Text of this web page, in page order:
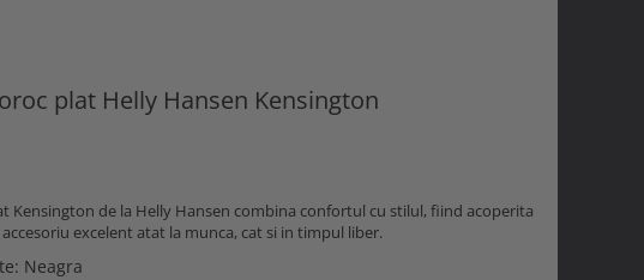
plat Helly Hansen Kensington
Kensington de la Helly Hansen combina confortul cu stilul, fiind acoperita
excelent atat la munca, cat si in timpul liber.
: Neagra